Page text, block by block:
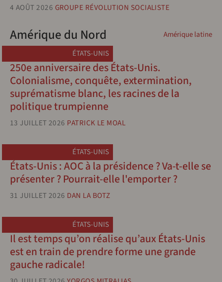
4 AOÛT 2026 GROUPE RÉVOLUTION SOCIALISTE
Amérique latine
Amérique du Nord
ÉTATS-UNIS
250e anniversaire des États-Unis.
Colonialisme, conquête, extermination,
suprématisme blanc, les racines de la
politique trumpienne
13 JUILLET 2026 PATRICK LE MOAL
ÉTATS-UNIS
États-Unis : AOC à la présidence ? Va-t-elle se
présenter ? Pourrait-elle l'emporter ?
31 JUILLET 2026 DAN LA BOTZ
ÉTATS-UNIS
Il est temps qu’on réalise qu’aux États-Unis
est en train de prendre forme une grande
gauche radicale!